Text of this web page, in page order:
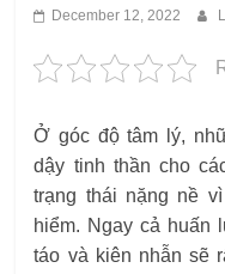
December 12, 2022
Ở góc độ tâm lý,
dậy tinh thần cho
trạng thái nặng nề
hiểm. Ngay cả huấn
táo và kiên nhẫn sẽ